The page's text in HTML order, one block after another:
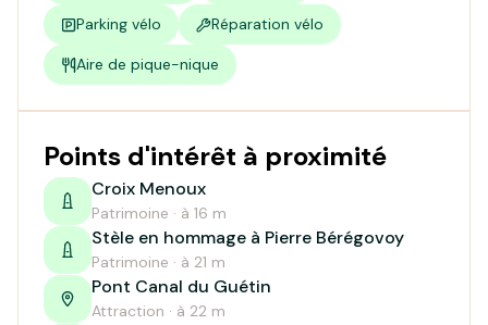
Parking vélo Réparation vélo
Aire de pique-nique
Points d'intérêt à proximité
Croix Menoux
Patrimoine · à 16 m
Stèle en hommage à Pierre Bérégovoy
Patrimoine · à 21 m
Pont Canal du Guétin
Attraction · à 22 m